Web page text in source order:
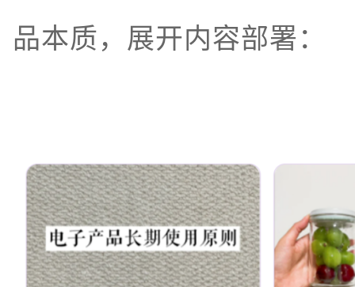
品本质，展开内容部署：